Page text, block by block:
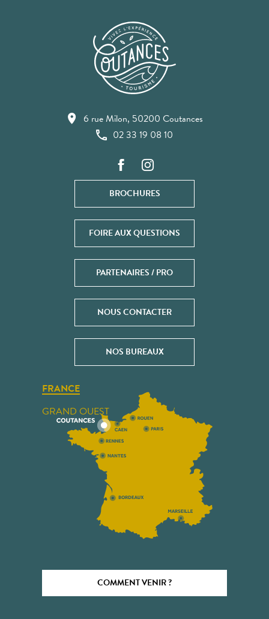
6 rue Milon, 50200 Coutances
02 33 19 08 10
BROCHURES
FOIRE AUX QUESTIONS
PARTENAIRES / PRO
NOUS CONTACTER
NOS BUREAUX
FRANCE
GRAND OUEST
COMMENT VENIR ?